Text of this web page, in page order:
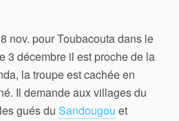
nov. pour Toubacouta dans le
3 décembre il est proche de la
la troupe est cachée en
Il demande aux villages du
gués du Sandougou et